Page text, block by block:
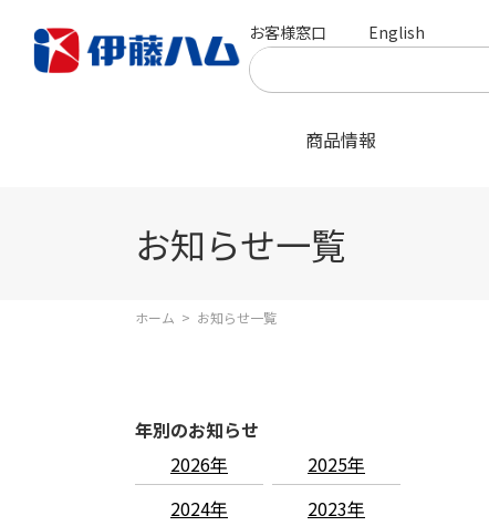
お客様窓口
English
商品情報
お知らせ一覧
ホーム > お知らせ一覧
年別のお知らせ
2026年
2025年
2024年
2023年